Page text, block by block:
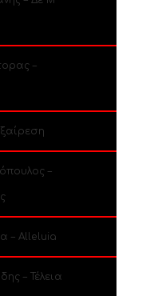
–
–
– Alleluia
– Τέλεια